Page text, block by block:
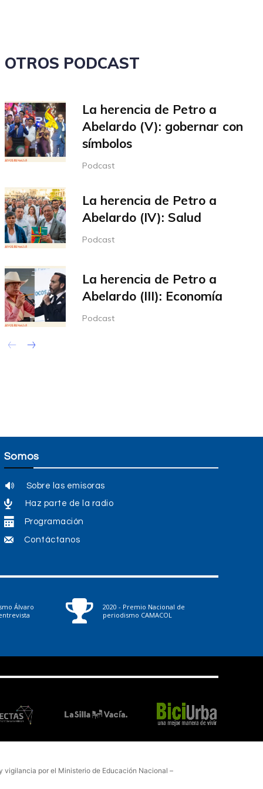
OTROS PODCAST
La herencia de Petro a
Abelardo (V): gobernar con
símbolos
Podcast
La herencia de Petro a
Abelardo (IV): Salud
Podcast
La herencia de Petro a
Abelardo (III): Economía
Podcast
Somos
Sobre las emisoras
Haz parte de la radio
Programación
Contáctanos
Álvaro
2020 - Premio Nacional de
periodismo CAMACOL
vigilancia por el Ministerio de Educación Nacional –